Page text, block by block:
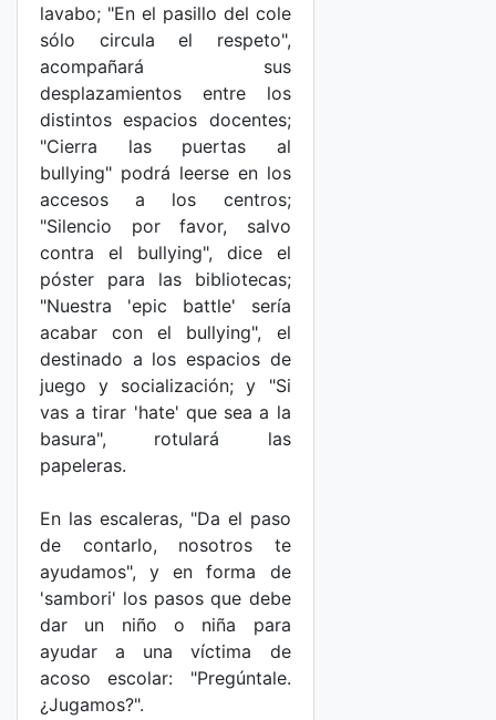
lavabo; "En el pasillo del cole
sólo circula el respeto",
acompañará sus
desplazamientos entre los
distintos espacios docentes;
"Cierra las puertas al
bullying" podrá leerse en los
accesos a los centros;
"Silencio por favor, salvo
contra el bullying", dice el
póster para las bibliotecas;
"Nuestra 'epic battle' sería
acabar con el bullying", el
destinado a los espacios de
juego y socialización; y "Si
vas a tirar 'hate' que sea a la
basura", rotulará las
papeleras.
En las escaleras, "Da el paso
de contarlo, nosotros te
ayudamos", y en forma de
'sambori' los pasos que debe
dar un niño o niña para
ayudar a una víctima de
acoso escolar: "Pregúntale.
¿Jugamos?".